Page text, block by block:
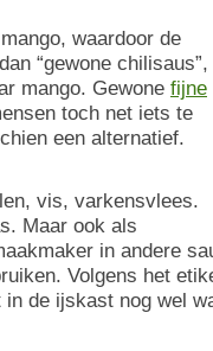
waardoor de
“gewone chilisaus”,
mango. Gewone fijne
toch net iets te
een alternatief.
vis, varkensvlees.
Maar ook als
in andere
Volgens het
de ijskast nog wel